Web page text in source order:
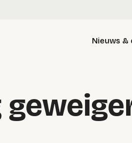
Nieuws &